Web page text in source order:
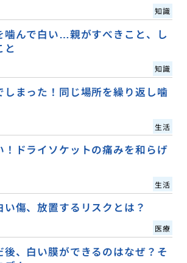
知識
噛んで白い…親がすべきこと、し
と
知識
しまった！同じ場所を繰り返し噛
生活
！ドライソケットの痛みを和らげ
生活
傷、放置するリスクとは？
医療
後、白い膜ができるのはなぜ？そ